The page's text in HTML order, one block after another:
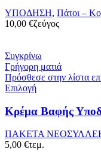
ΥΠΟΔΗΣΗ, Πάτοι –
10,00 €ζεύγος
Συγκρίνω
Γρήγορη ματιά
Πρόσθεσε στην λίστα
Επιλογή
Κρέμα Βαφής
ΠΑΚΕΤΑ
5,00 €τεμ.